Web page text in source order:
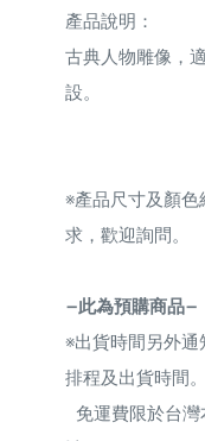
產品說明：
古典人物雕像，
設。
※產品尺寸及顏
求，歡迎詢問。
—此為預購商品—
※出貨時間另外
排程及出貨時間。
免運費限於台